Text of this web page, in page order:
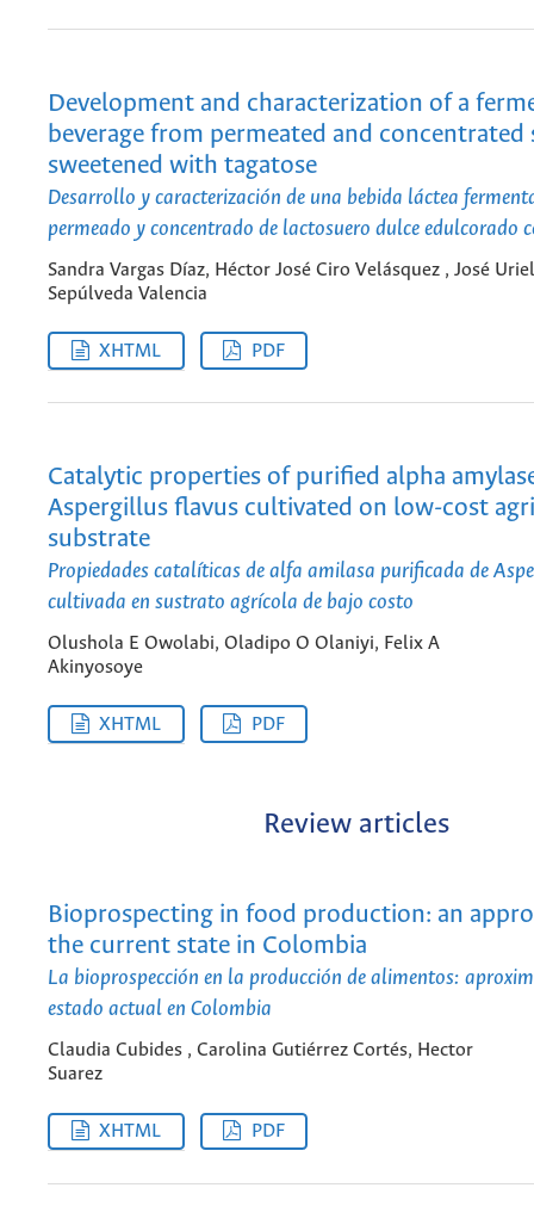
Development and characterization of a
beverage from permeated and concentrated
sweetened with tagatose
Desarrollo y caracterización de una bebida láctea
permeado y concentrado de lactosuero dulce edulcorado
Sandra Vargas Díaz, Héctor José Ciro Velásquez , José Uriel
Sepúlveda Valencia
XHTML PDF
Catalytic properties of purified alpha
Aspergillus flavus cultivated on low-cost
substrate
Propiedades catalíticas de alfa amilasa purificada de
cultivada en sustrato agrícola de bajo costo
Olushola E Owolabi, Oladipo O Olaniyi, Felix A
Akinyosoye
XHTML PDF
Review articles
Bioprospecting in food production: an
the current state in Colombia
La bioprospección en la producción de alimentos:
estado actual en Colombia
Claudia Cubides , Carolina Gutiérrez Cortés, Hector
Suarez
XHTML PDF